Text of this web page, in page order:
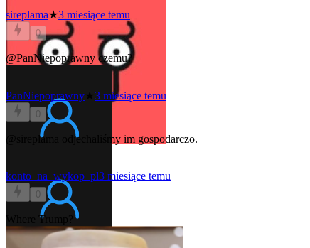
sireplama★3 miesiące temu
0
@PanNiepoprawnyczemu?
PanNiepoprawny 3 miesiące temu
0
@sireplama odjechaliśmy im gospodarczo.
konto_na_wykop_pl3 miesiące temu
0
Where Trump?